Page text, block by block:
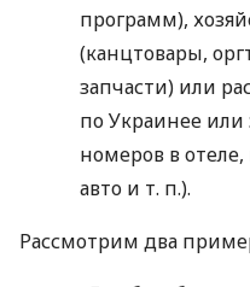
программ),
(канцтовары,
запчасти) или
по Украинее или
номеров в
авто и т. п.).
Рассмотрим два